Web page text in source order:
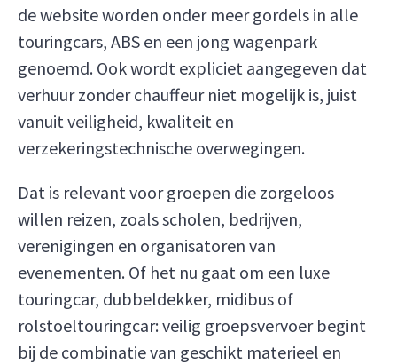
de website worden onder meer gordels in alle
touringcars, ABS en een jong wagenpark
genoemd. Ook wordt expliciet aangegeven dat
verhuur zonder chauffeur niet mogelijk is, juist
vanuit veiligheid, kwaliteit en
verzekeringstechnische overwegingen.
Dat is relevant voor groepen die zorgeloos
willen reizen, zoals scholen, bedrijven,
verenigingen en organisatoren van
evenementen. Of het nu gaat om een luxe
touringcar, dubbeldekker, midibus of
rolstoeltouringcar: veilig groepsvervoer begint
bij de combinatie van geschikt materieel en